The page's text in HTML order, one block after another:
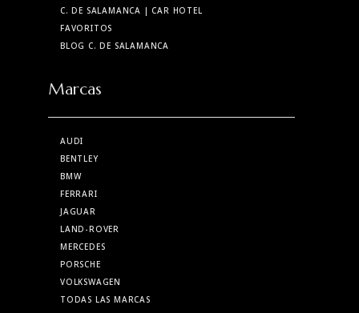
C. DE SALAMANCA | CAR HOTEL
FAVORITOS
BLOG C. DE SALAMANCA
Marcas
AUDI
BENTLEY
BMW
FERRARI
JAGUAR
LAND-ROVER
MERCEDES
PORSCHE
VOLKSWAGEN
TODAS LAS MARCAS